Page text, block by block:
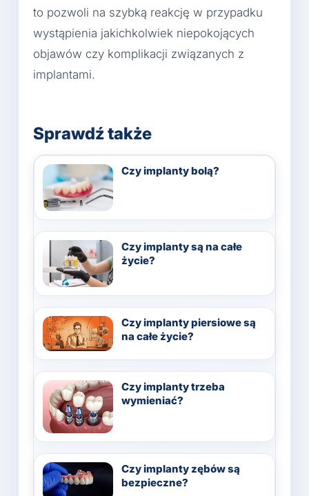
to pozwoli na szybką reakcję w przypadku
wystąpienia jakichkolwiek niepokojących
objawów czy komplikacji związanych z
implantami.
Sprawdź także
Czy implanty bolą?
Czy implanty są na całe
życie?
Czy implanty piersiowe są
na całe życie?
Czy implanty trzeba
wymieniać?
Czy implanty zębów są
bezpieczne?